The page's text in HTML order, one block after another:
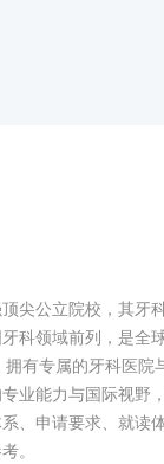
尖公立院校，其牙
科领域前列，是全
有专属的牙科医院
业能力与国际视野
、申请要求、就读
。